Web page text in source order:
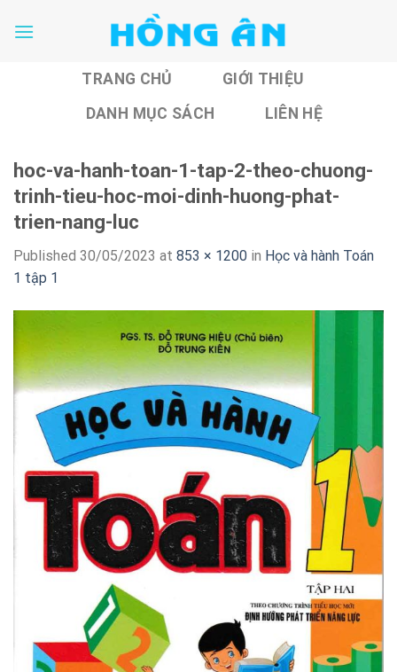
TRANG CHỦ
GIỚI THIỆU
DANH MỤC SÁCH
LIÊN HỆ
hoc-va-hanh-toan-1-tap-2-theo-chuong-
trinh-tieu-hoc-moi-dinh-huong-phat-
trien-nang-luc
Published 30/05/2023 at 853 × 1200 in Học và hành Toán
1 tập 1